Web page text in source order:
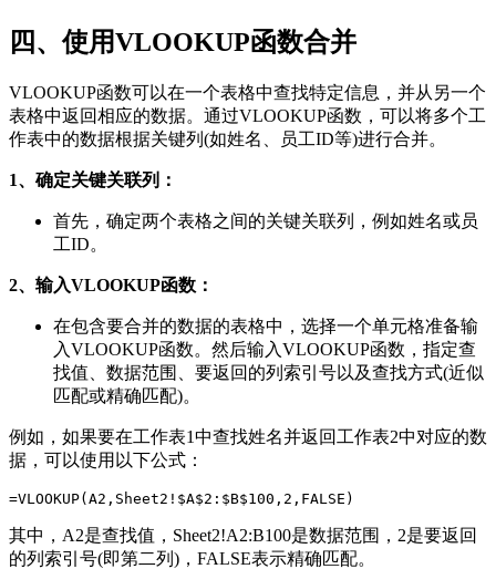
四、使用VLOOKUP函数合并
VLOOKUP函数可以在一个表格中查找特定信息，并从另一个
表格中返回相应的数据。通过VLOOKUP函数，可以将多个工
作表中的数据根据关键列(如姓名、员工ID等)进行合并。
1、确定关键关联列：
首先，确定两个表格之间的关键关联列，例如姓名或员
工ID。
2、输入VLOOKUP函数：
在包含要合并的数据的表格中，选择一个单元格准备输
入VLOOKUP函数。然后输入VLOOKUP函数，指定查
找值、数据范围、要返回的列索引号以及查找方式(近似
匹配或精确匹配)。
例如，如果要在工作表1中查找姓名并返回工作表2中对应的数
据，可以使用以下公式：
=VLOOKUP(A2,Sheet2!$A$2:$B$100,2,FALSE)
其中，A2是查找值，Sheet2!A2:B100是数据范围，2是要返回
的列索引号(即第二列)，FALSE表示精确匹配。